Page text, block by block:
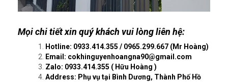
Mọi chi tiết xin quý khách vui lòng liên hệ:
Hotline: 0933.414.355 / 0965.299.667 (Mr Hoàng)
Email: cokhinguyenhoangna90@gmail.com
Zalo: 0933.414.355 ( Hữu Hoàng )
Address: Phụ vụ tại Bình Dương, Thành Phố Hồ